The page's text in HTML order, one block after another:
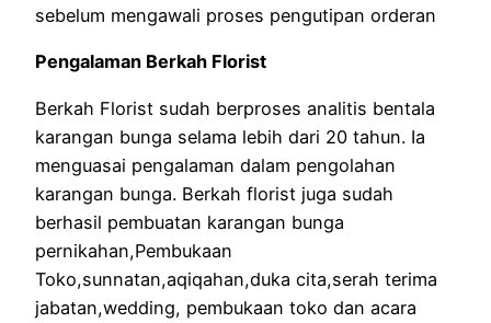
sebelum mengawali proses pengutipan orderan
Pengalaman Berkah Florist
Berkah Florist sudah berproses analitis bentala
karangan bunga selama lebih dari 20 tahun. Ia
menguasai pengalaman dalam pengolahan
karangan bunga. Berkah florist juga sudah
berhasil pembuatan karangan bunga
pernikahan,Pembukaan
Toko,sunnatan,aqiqahan,duka cita,serah terima
jabatan,wedding, pembukaan toko dan acara